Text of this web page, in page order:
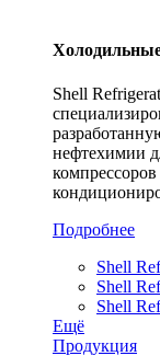
Shell
нефтехимии
Подробнее
Shell
Shell
Shell
Ещё
Продукция